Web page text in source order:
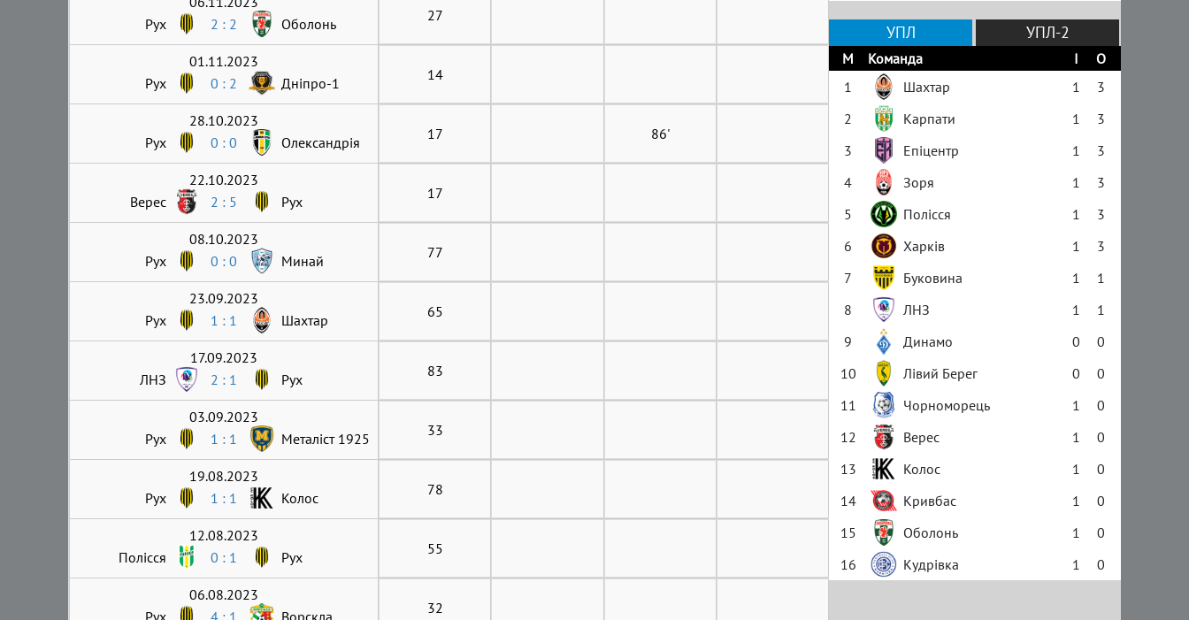
Рух
2 : 2 Оболонь 27
01.11.2023
Рух
0 : 2 Дніпро-1 14
28.10.2023
Рух
0 : 0 Олександрія 17 86'
22.10.2023
Верес
2 : 5 Рух 17
08.10.2023
Рух
0 : 0 Минай 77
23.09.2023
Рух
1 : 1 Шахтар 65
17.09.2023
ЛНЗ
2 : 1 Рух 83
03.09.2023
Рух
1 : 1 Металіст 1925 33
19.08.2023
Рух
1 : 1 Колос 78
12.08.2023
Полісся
0 : 1 Рух 55
06.08.2023
Рух
4 : 1 Ворскла 32
УПЛ УПЛ-2
М Команда І
О
1
Шахтар 1
3
2
Карпати 1
3
3
Епіцентр 1
3
4
Зоря 1
3
5
Полісся 1
3
6
Харків 1
3
7
Буковина 1
1
8
ЛНЗ 1
1
9
Динамо 0
0
10
Лівий Берег 0
0
11
Чорноморець 1
0
12
Верес 1
0
13
Колос 1
0
14
Кривбас 1
0
15
Оболонь 1
0
16
Кудрівка 1 0